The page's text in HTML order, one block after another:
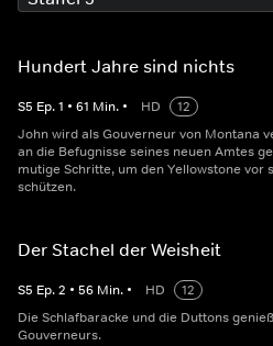
Hundert Jahre sind nichts
S5 Ep.1 • 61 Min. • HD
12
John wird als Gouverneur von Montana
an die Befugnisse seines neuen Amtes
mutige Schritte, um den Yellowstone vor
schützen.
Der Stachel der Weisheit
S5 Ep.2 • 56 Min. • HD
12
Die Schlafbaracke und die Duttons
Gouverneurs.